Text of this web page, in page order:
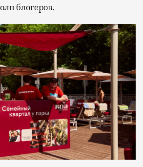
блогеров.